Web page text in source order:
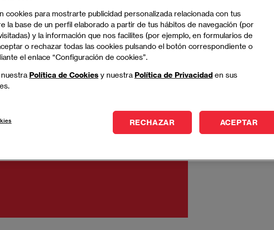
cookies para mostrarte publicidad personalizada relacionada con tus
la base de un perfil elaborado a partir de tus hábitos de navegación (por
y la información que nos facilites (por ejemplo, en formularios de
o rechazar todas las cookies pulsando el botón correspondiente o
el enlace “Configuración de cookies”.
Política de Cookiesy nuestra Política de Privacidaden sus
RECHAZAR ACEPTAR